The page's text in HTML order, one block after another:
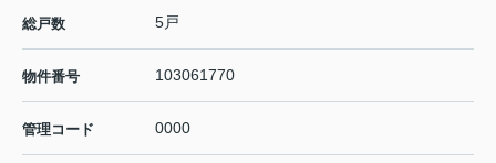
総戸数 5戸
物件番号 103061770
管理コード 0000